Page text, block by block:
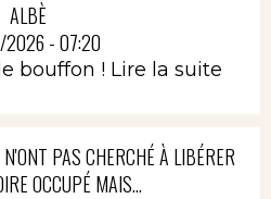
ALBÈ
- 07:20
bouffon ! Lire la suite
PAS CHERCHÉ À LIBÉRER
OCCUPÉ MAIS...